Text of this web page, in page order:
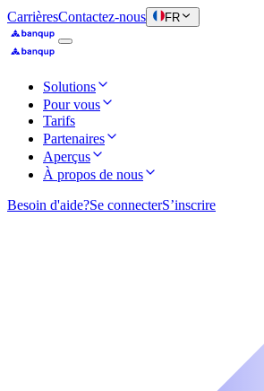
CarrièresContactez-nous FR
Solutions
Pour vous
Tarifs
Partenaires
Aperçus
À propos de nous
Besoin d'aide?Se connecterS’inscrire